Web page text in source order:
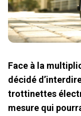
Face à la
décidé
trottinettes
mesure qui